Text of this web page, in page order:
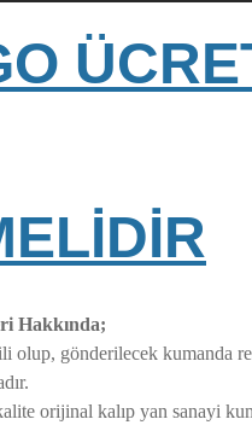
Hakkında;
olup, gönderilecek kumanda
orijinal kalıp yan sanayi